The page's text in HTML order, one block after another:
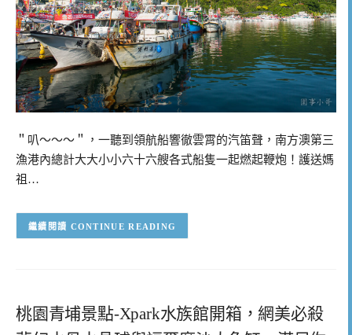
＂叭～～～＂，一聽到領航船響徹雲霄的汽笛聲，南方澳第三
漁港內總計大大小小六十六艘各式船隻一起燃起鞭炮！護送媽
祖…
CONTINUE READING
桃園青埔景點-Xpark水族館開箱，網美必殺